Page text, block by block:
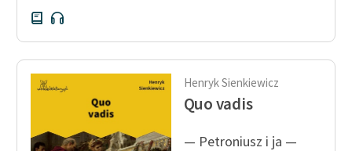
Henryk Sienkiewicz
Quo vadis
— Petroniusz i ja —